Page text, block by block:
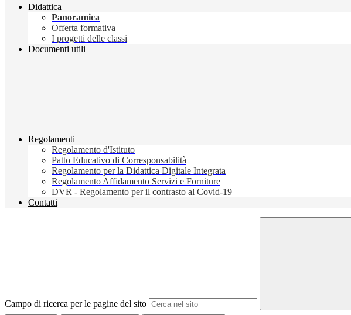
Didattica
Panoramica
Offerta formativa
I progetti delle classi
Documenti utili
Regolamenti
Regolamento d'Istituto
Patto Educativo di Corresponsabilità
Regolamento per la Didattica Digitale Integrata
Regolamento Affidamento Servizi e Forniture
DVR - Regolamento per il contrasto al Covid-19
Contatti
Campo di ricerca per le pagine del sito